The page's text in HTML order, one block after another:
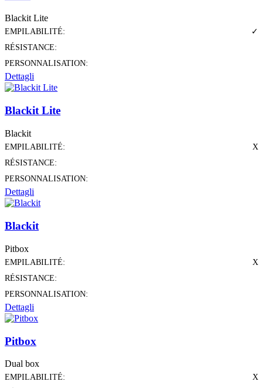
Blackit Lite
EMPILABILITÉ:
✓
RÉSISTANCE:
PERSONNALISATION:
Dettagli
Blackit Lite
Blackit
EMPILABILITÉ:
X
RÉSISTANCE:
PERSONNALISATION:
Dettagli
Blackit
Pitbox
EMPILABILITÉ:
X
RÉSISTANCE:
PERSONNALISATION:
Dettagli
Pitbox
Dual box
EMPILABILITÉ:
X